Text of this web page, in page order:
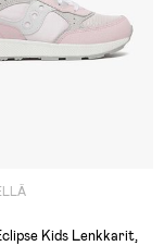
Kids Lenkkarit,